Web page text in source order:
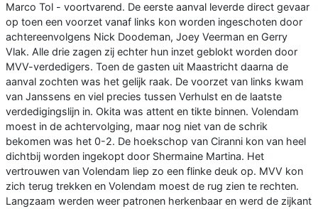
Marco Tol - voortvarend. De eerste aanval leverde direct gevaar
op toen een voorzet vanaf links kon worden ingeschoten door
achtereenvolgens Nick Doodeman, Joey Veerman en Gerry
Vlak. Alle drie zagen zij echter hun inzet geblokt worden door
MVV-verdedigers. Toen de gasten uit Maastricht daarna de
aanval zochten was het gelijk raak. De voorzet van links kwam
van Janssens en viel precies tussen Verhulst en de laatste
verdedigingslijn in. Okita was attent en tikte binnen. Volendam
moest in de achtervolging, maar nog niet van de schrik
bekomen was het 0-2. De hoekschop van Ciranni kon van heel
dichtbij worden ingekopt door Shermaine Martina. Het
vertrouwen van Volendam liep zo een flinke deuk op. MVV kon
zich terug trekken en Volendam moest de rug zien te rechten.
Langzaam werden weer patronen herkenbaar en werd de zijkant